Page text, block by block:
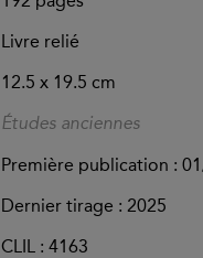
Livre relié
12.5 x 19.5 cm
Études anciennes
Première publication :
Dernier tirage : 2025
CLIL : 4163